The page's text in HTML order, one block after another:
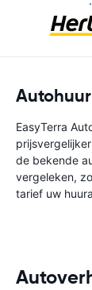
EasyTerra
de bekende
vergeleken,
tarief uw